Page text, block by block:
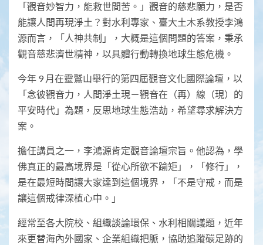
「觀音妙智力，能救世間苦。」觀音的慈悲願力，是否
能讓人間再現淨土？對水利專家、臺大土木系教授李鴻
源而言，「人神共制」，大概是這個問題的答案，秉承
觀音慈悲濟世精神，以具體行動轉換地球生態危機。
今年 9 月在靈鷲山舉行的第四屆觀音文化國際論壇，以
「念彼觀音力，人間淨土現－觀音在（再）線（現）的
平安時代」為題，反思地球生態浩劫，希望尋求解決方
案。
擔任講員之一，李鴻源肯定觀音論壇宗旨。他認為，學
佛真正的最高境界是「從心所欲不踰矩」，「修行」，
是在最短時間讓大家達到這個境界，「不是守戒，而是
讓這個戒律深植心中。」
經常至各大院校、組織談論環保、水利相關議題，近年
來更替海內外國家、企業組織把脈，協助追蹤碳足跡的